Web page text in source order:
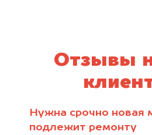
Отзывы
Нужна срочно новая
подлежит ремонту